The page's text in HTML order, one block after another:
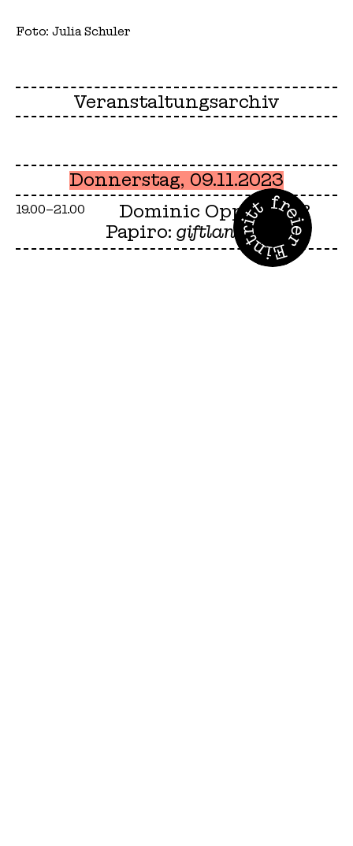
Foto: Julia Schuler
Veranstaltungsarchiv
Donnerstag, 09.11.2023
19.00–21.00
Dominic Oppliger &
Papiro:giftland